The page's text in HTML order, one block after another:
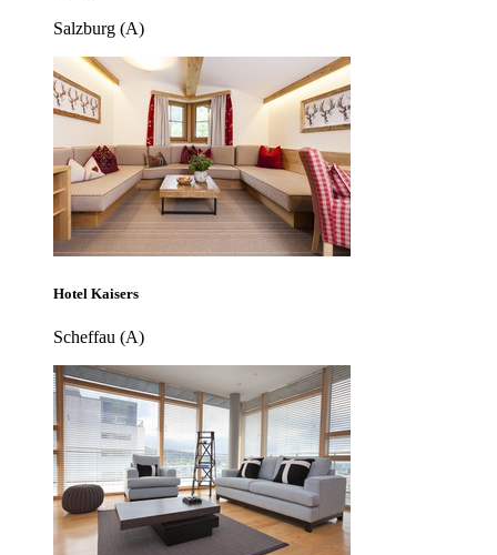
Salzburg (A)
Hotel Kaisers
Scheffau (A)